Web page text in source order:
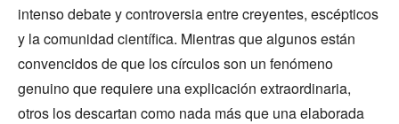
intenso debate y controversia entre creyentes, escépticos
y la comunidad científica. Mientras que algunos están
convencidos de que los círculos son un fenómeno
genuino que requiere una explicación extraordinaria,
otros los descartan como nada más que una elaborada